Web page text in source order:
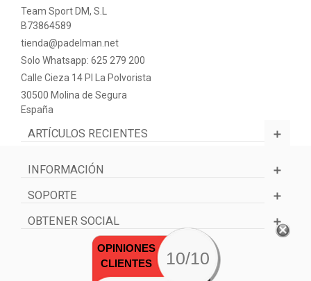
Team Sport DM, S.L
B73864589
tienda@padelman.net
Solo Whatsapp: 625 279 200
Calle Cieza 14 PI La Polvorista
30500 Molina de Segura
España
ARTÍCULOS RECIENTES
INFORMACIÓN
SOPORTE
OBTENER SOCIAL
OPINIONES
CLIENTES
10/10